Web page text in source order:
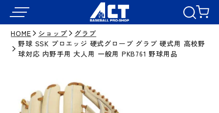
HOME ショップ
グラブ
野球 SSK プロエッジ 硬式グローブ グラブ 硬式用 高校野
球対応 内野手用 大人用 一般用 PKB761 野球用品